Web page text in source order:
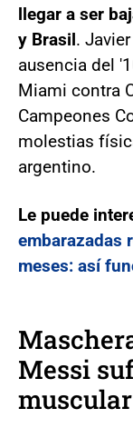
llegar a ser
y Brasil.
ausencia del
Miami contra
Campeones
molestias
argentino.
Le puede
embarazadas
meses: así
Messi
muscular